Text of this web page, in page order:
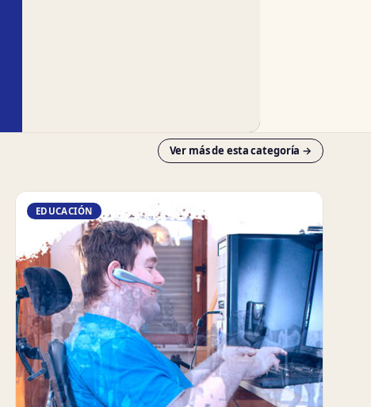
Ver más de esta categoría →
EDUCACIÓN